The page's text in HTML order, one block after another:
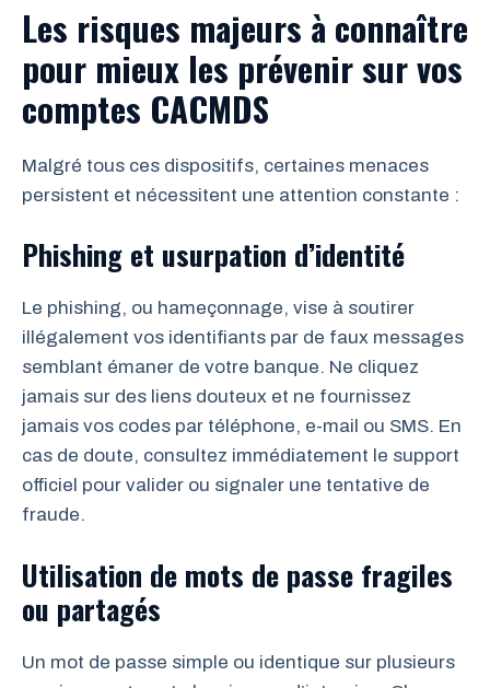
Les risques majeurs à connaître
pour mieux les prévenir sur vos
comptes CACMDS
Malgré tous ces dispositifs, certaines menaces
persistent et nécessitent une attention constante :
Phishing et usurpation d’identité
Le phishing, ou hameçonnage, vise à soutirer
illégalement vos identifiants par de faux messages
semblant émaner de votre banque. Ne cliquez
jamais sur des liens douteux et ne fournissez
jamais vos codes par téléphone, e-mail ou SMS. En
cas de doute, consultez immédiatement le support
officiel pour valider ou signaler une tentative de
fraude.
Utilisation de mots de passe fragiles
ou partagés
Un mot de passe simple ou identique sur plusieurs